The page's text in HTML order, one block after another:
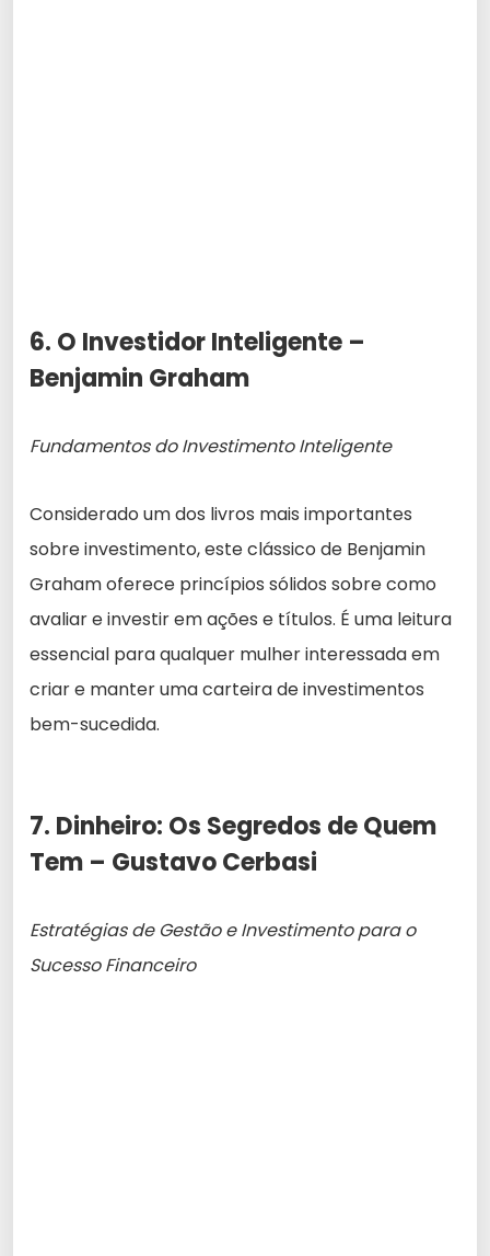
6. O Investidor Inteligente –
Benjamin Graham
Fundamentos do Investimento Inteligente
Considerado um dos livros mais importantes
sobre investimento, este clássico de Benjamin
Graham oferece princípios sólidos sobre como
avaliar e investir em ações e títulos. É uma leitura
essencial para qualquer mulher interessada em
criar e manter uma carteira de investimentos
bem-sucedida.
7. Dinheiro: Os Segredos de Quem
Tem – Gustavo Cerbasi
Estratégias de Gestão e Investimento para o
Sucesso Financeiro